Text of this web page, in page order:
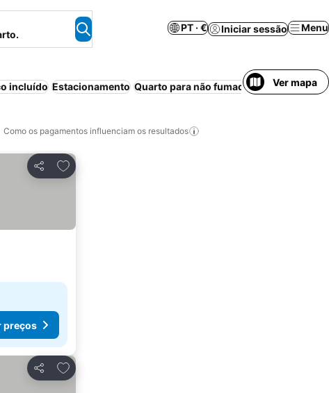
PT · € Iniciar sessão Menu
incluído Estacionamento Quarto para não fumadores Piscina
Ver mapa
Como os pagamentos influenciam os resultados
Partilhar
Adicionar aos favoritos
preços
Partilhar
Adicionar aos favoritos